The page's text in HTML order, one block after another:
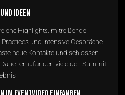
Ideen
Highlights: mitreißende
und intensive Gespräche.
neue Kontakte und schlossen
empfanden viele den Summit